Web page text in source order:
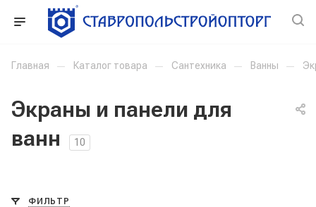
Главная — Каталог товара — Сантехника — Ванны —
Экраны и панели для
ванн
10
ФИЛЬТР